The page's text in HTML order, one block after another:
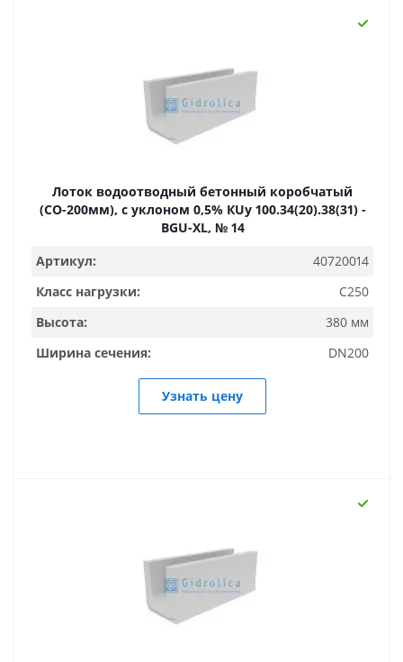
Лоток водоотводный бетонный коробчатый
(СО-200мм), с уклоном 0,5% КUу 100.34(20).38(31) -
BGU-XL, № 14
Артикул:
40720014
Класс нагрузки:
C250
Высота:
380 мм
Ширина сечения:
DN200
Узнать цену